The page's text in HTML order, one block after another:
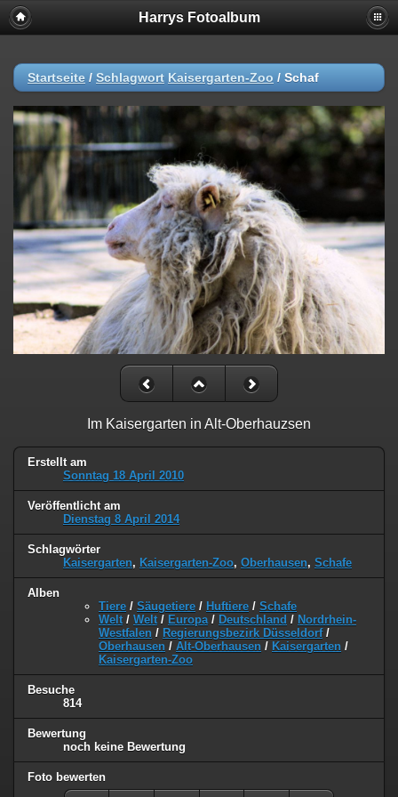
Harrys Fotoalbum
Startseite / Schlagwort Kaisergarten-Zoo / Schaf
Im Kaisergarten in Alt-Oberhauzsen
Erstellt am
Sonntag 18 April 2010
Veröffentlicht am
Dienstag 8 April 2014
Schlagwörter
Kaisergarten, Kaisergarten-Zoo, Oberhausen, Schafe
Alben
Tiere / Säugetiere / Huftiere / Schafe
Welt / Welt / Europa/ Deutschland / Nordrhein-
Westfalen / Regierungsbezirk Düsseldorf/
Oberhausen / Alt-Oberhausen / Kaisergarten /
Kaisergarten-Zoo
Besuche
814
Bewertung
noch keine Bewertung
Foto bewerten